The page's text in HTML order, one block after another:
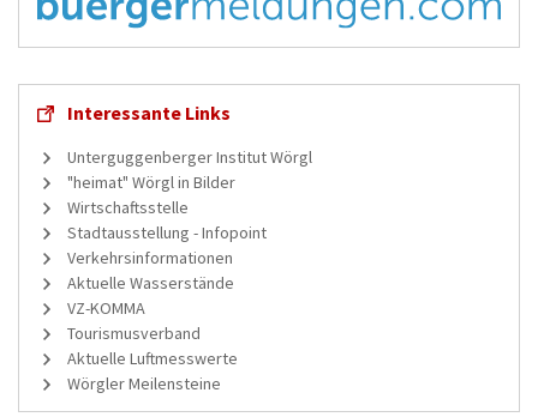
Interessante Links
Unterguggenberger Institut Wörgl
"heimat" Wörgl in Bilder
Wirtschaftsstelle
Stadtausstellung - Infopoint
Verkehrsinformationen
Aktuelle Wasserstände
VZ-KOMMA
Tourismusverband
Aktuelle Luftmesswerte
Wörgler Meilensteine